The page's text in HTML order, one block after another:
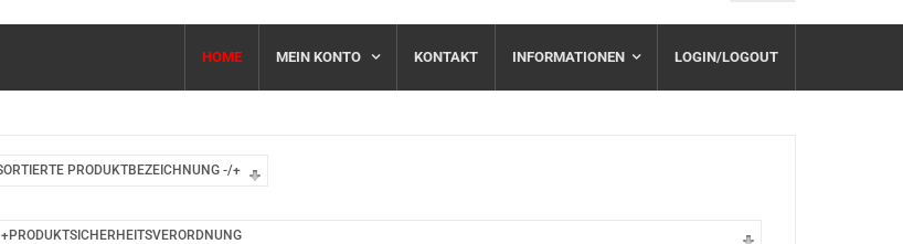
HOME MEIN KONTO KONTAKT INFORMATIONEN LOGIN/LOGOUT
PRODUKTBEZEICHNUNG -/+